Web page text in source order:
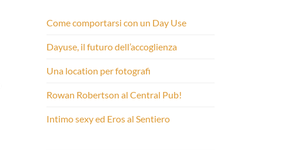
Come comportarsi con un Day Use
Dayuse, il futuro dell’accoglienza
Una location per fotografi
Rowan Robertson al Central Pub!
Intimo sexy ed Eros al Sentiero